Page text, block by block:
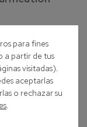
de muestras...
para fines
a partir de tus
visitadas).
aceptarlas
o rechazar su
.